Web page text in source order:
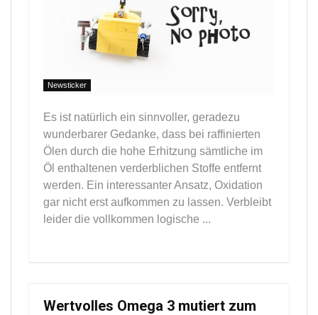
Newsticker
Es ist natürlich ein sinnvoller, geradezu
wunderbarer Gedanke, dass bei raffinierten
Ölen durch die hohe Erhitzung sämtliche im
Öl enthaltenen verderblichen Stoffe entfernt
werden. Ein interessanter Ansatz, Oxidation
gar nicht erst aufkommen zu lassen. Verbleibt
leider die vollkommen logische ...
Wertvolles Omega 3 mutiert zum